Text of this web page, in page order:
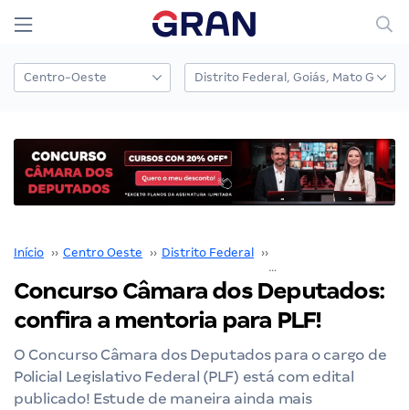
Início ›› Centro Oeste ›› Distrito Federal ››
Concurso Câmara dos Deputados:
confira a mentoria para PLF!
O Concurso Câmara dos Deputados para o cargo de
Policial Legislativo Federal (PLF) está com edital
publicado! Estude de maneira ainda mais